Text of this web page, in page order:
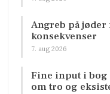
Angreb på
konsekvenser
7. aug 2026
Fine input i bog
om tro og